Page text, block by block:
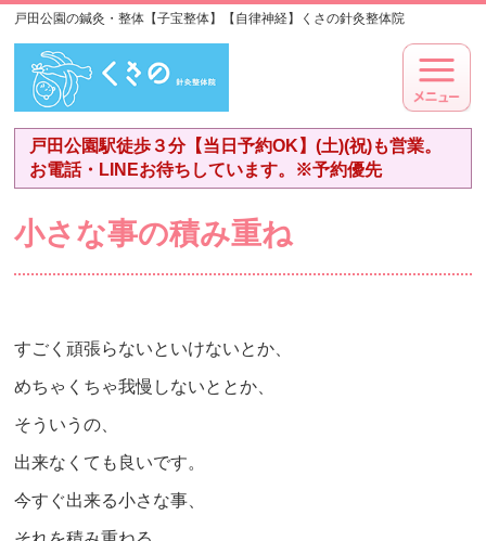
戸田公園の鍼灸・整体【子宝整体】【自律神経】くさの針灸整体院
戸田公園駅徒歩３分【当日予約OK】(土)(祝)も営業。
お電話・LINEお待ちしています。※予約優先
小さな事の積み重ね
すごく頑張らないといけないとか、
めちゃくちゃ我慢しないととか、
そういうの、
出来なくても良いです。
今すぐ出来る小さな事、